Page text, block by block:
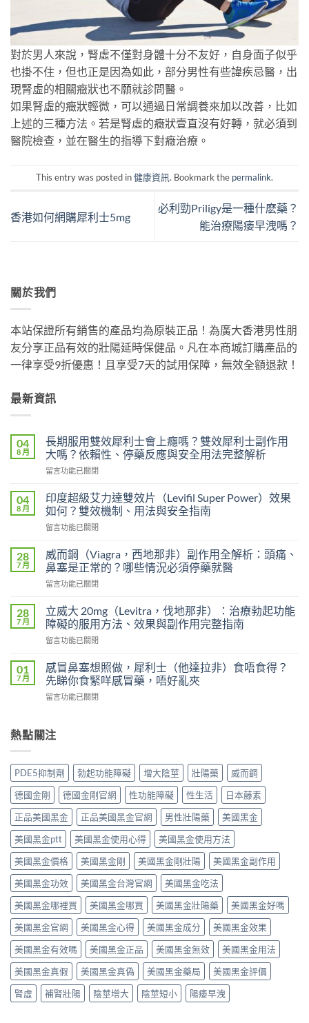
對於男人來說，腎虛不僅對身體十分不友好，自身面子似乎
也掛不住，但也正是因為如此，部分男性有些諱疾忌醫，出
現腎虛的相關癥狀也不願就診問醫。
如果腎虛的癥狀輕微，可以通過日常調養來加以改善，比如
上述的三種方法。若是腎虛的癥狀壹直沒有好轉，就必須到
醫院檢查，並在醫生的指導下對癥治療。
This entry was posted in健康資訊. Bookmark the permalink.
香港如何網購犀利士5mg
必利勁Priligy是一種什麽藥？
能治療陽痿早洩嗎？
關於我們
本站保證所有銷售的產品均為原裝正品！為廣大香港男性朋
友分享正品有效的壯陽延時保健品。凡在本商城訂購產品的
一律享受9折優惠！且享受7天的試用保障，無效全額退款！
最新資訊
04
8 月
長期服用雙效犀利士會上癮嗎？雙效犀利士副作用
大嗎？依賴性、停藥反應與安全用法完整解析
在
期
服
用
雙
犀
利
士
會
癮
嗎？
效
利
士
副
大
嗎？
賴
性、
停
藥
反
應
與
安
全
用
法
完
整
解
析〉
中
留言功能已關閉
04
8 月
印度超級艾力達雙效片（Levifil Super Power）效果
如何？雙效機制、用法與安全指南
在
度
超
級
艾
達
雙
效
片
Super
Power）
果
雙
制、
用
法
與
安
全
指
南〉
中
留言功能已關閉
28
7 月
威而鋼（Viagra，西地那非）副作用全解析：頭痛、
鼻塞是正常的？哪些情況必須停藥就醫
在
而
鋼
（Viagra，
西
那
非）
副
作
解
痛、
鼻
塞
是
正
常
的？
哪
些
情
況
必
須
停
藥
就
醫〉
中
留言功能已關閉
28
7 月
立威大 20mg（Levitra，伐地那非）：治療勃起功能
障礙的服用方法、效果與副作用完整指南
在
威
大
20mg（Levitra，
伐
非）：
勃
起
功
能
障
礙
的
服
用
方
法、
效
果
與
副
作
用
完
整
指
南〉
留言功能已關閉
01
7 月
感冒鼻塞想照做，犀利士（他達拉非）食唔食得？
先睇你食緊咩感冒藥，唔好亂夾
在
鼻
塞
照
做，
犀
利
士
（他
達
拉
非）
食
唔
食
得？
先
睇
你
食
緊
咩
感
冒
留言功能已關閉
熱點關注
PDE5抑制劑 勃起功能障礙 增大陰莖 壯陽藥
威而鋼
德國金剛
德國金剛官網 性功能障礙 性生活
日本藤素
正品美國黑金
正品美國黑金官網 男性壯陽藥
美國黑金
美國黑金ptt
美國黑金使用心得
美國黑金使用方法
美國黑金價格
美國黑金剛 美國黑金剛壯陽
美國黑金副作用
美國黑金功效
美國黑金台灣官網
美國黑金吃法
美國黑金哪裡買
美國黑金哪買 美國黑金壯陽藥
美國黑金好嗎
美國黑金官網
美國黑金心得 美國黑金成分
美國黑金效果
美國黑金有效嗎
美國黑金正品 美國黑金無效
美國黑金用法
美國黑金真假
美國黑金真偽 美國黑金藥局
美國黑金評價
腎虛
補腎壯陽 陰莖增大 陰莖短小 陽痿早洩